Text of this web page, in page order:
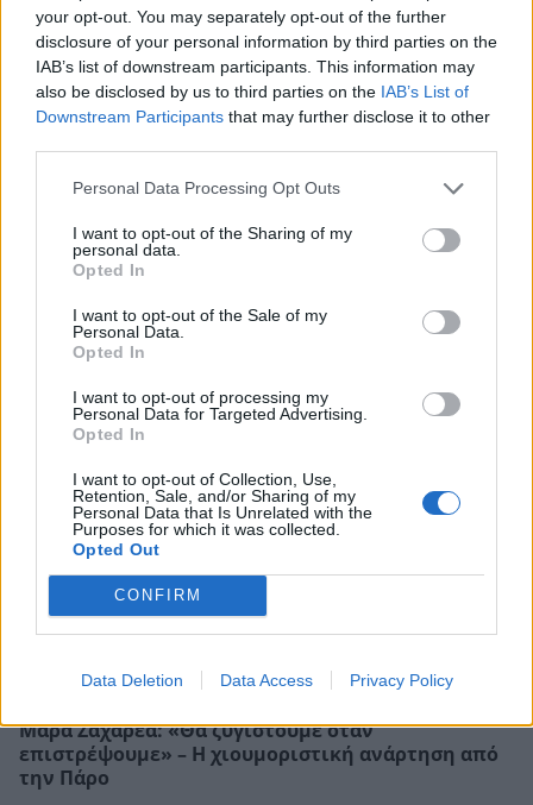
your opt-out. You may separately opt-out of the further
disclosure of your personal information by third parties on the
IAB’s list of downstream participants. This information may
also be disclosed by us to third parties on the IAB’s List of
Downstream Participants that may further disclose it to other
Personal Data Processing Opt Outs
I want to opt-out of the Sharing of my
personal data.
Opted In
I want to opt-out of the Sale of my
Personal Data.
Opted In
I want to opt-out of processing my
Personal Data for Targeted Advertising.
Opted In
I want to opt-out of Collection, Use,
Retention, Sale, and/or Sharing of my
Personal Data that Is Unrelated with the
Purposes for which it was collected.
Opted Out
CONFIRM
Data Deletion Data Access Privacy Policy
Άννα Μαρία Βέλλη: Η ξεχωριστή εμπειρία στην
Αλάσκα με τον σύζυγό της – Βούτηξαν σε
Μάρα Ζαχαρέα: «Θα ζυγιστούμε όταν
επιστρέψουμε» – Η χιουμοριστική ανάρτηση από
την Πάρο